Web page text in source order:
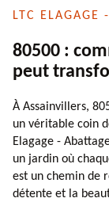
LTC ELAGAGE
80500 :
peut
À Assainvillers,
un véritable coin
Elagage -
un jardin où
est un chemin de
détente et la